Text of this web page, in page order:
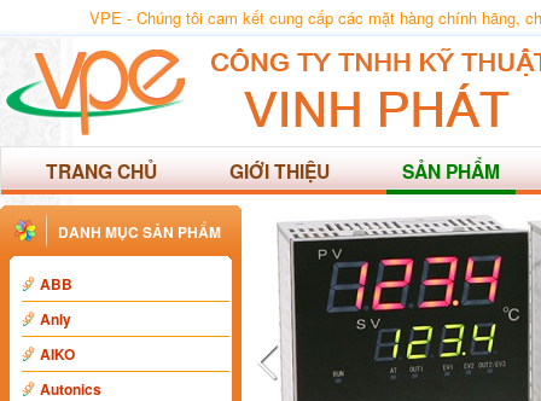
VPE - Chúng tôi cam kết cung cấp các mặt hàng chính hãng,
TRANG CHỦ GIỚI THIỆU SẢN PHẨM
DANH MỤC SẢN PHẨM
ABB
Anly
AIKO
Autonics